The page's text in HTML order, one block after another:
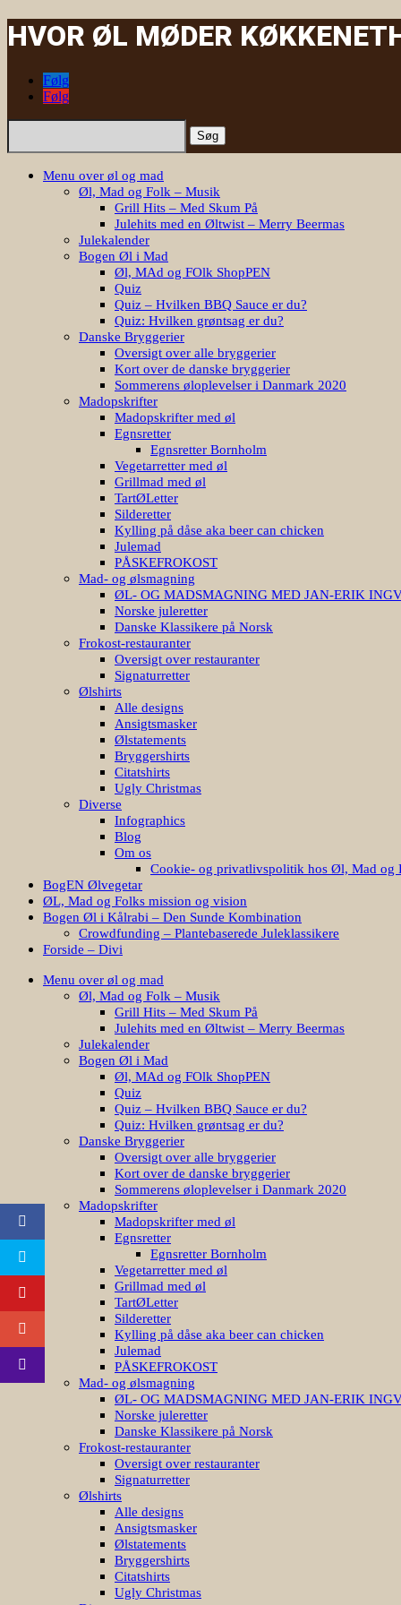
HVOR ØL MØDER KØKKENET|
Følg
Følg
Søg
Menu over øl og mad
Øl, Mad og Folk – Musik
Grill Hits – Med Skum På
Julehits med en Øltwist – Merry Beermas
Julekalender
Bogen Øl i Mad
Øl, MAd og FOlk ShopPEN
Quiz
Quiz – Hvilken BBQ Sauce er du?
Quiz: Hvilken grøntsag er du?
Danske Bryggerier
Oversigt over alle bryggerier
Kort over de danske bryggerier
Sommerens øloplevelser i Danmark 2020
Madopskrifter
Madopskrifter med øl
Egnsretter
Egnsretter Bornholm
Vegetarretter med øl
Grillmad med øl
TartØLetter
Silderetter
Kylling på dåse aka beer can chicken
Julemad
PÅSKEFROKOST
Mad- og ølsmagning
ØL- OG MADSMAGNING MED JAN-ERIK
Norske juleretter
Danske Klassikere på Norsk
Frokost-restauranter
Oversigt over restauranter
Signaturretter
Ølshirts
Alle designs
Ansigtsmasker
Ølstatements
Bryggershirts
Citatshirts
Ugly Christmas
Diverse
Infographics
Blog
Om os
Cookie- og privatlivspolitik hos Øl, Mad og
BogEN Ølvegetar
ØL, Mad og Folks mission og vision
Bogen Øl i Kålrabi – Den Sunde Kombination
Crowdfunding – Plantebaserede Juleklassikere
Forside – Divi
Menu over øl og mad
Øl, Mad og Folk – Musik
Grill Hits – Med Skum På
Julehits med en Øltwist – Merry Beermas
Julekalender
Bogen Øl i Mad
Øl, MAd og FOlk ShopPEN
Quiz
Quiz – Hvilken BBQ Sauce er du?
Quiz: Hvilken grøntsag er du?
Danske Bryggerier
Oversigt over alle bryggerier
Kort over de danske bryggerier
Sommerens øloplevelser i Danmark 2020
Madopskrifter
Madopskrifter med øl
Egnsretter
Egnsretter Bornholm
Vegetarretter med øl
Grillmad med øl
TartØLetter
Silderetter
Kylling på dåse aka beer can chicken
Julemad
PÅSKEFROKOST
Mad- og ølsmagning
ØL- OG MADSMAGNING MED JAN-ERIK
Norske juleretter
Danske Klassikere på Norsk
Frokost-restauranter
Oversigt over restauranter
Signaturretter
Ølshirts
Alle designs
Ansigtsmasker
Ølstatements
Bryggershirts
Citatshirts
Ugly Christmas